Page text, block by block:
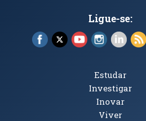
Ligue-se:
Facebook (abre em nova
X (abre em nova janela)
YouTube (abre
Instagram
Tópicos Principais
Estudar
Investigar
Inovar
Viver